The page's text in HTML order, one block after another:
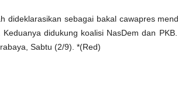
dideklarasikan sebagai bakal cawapres
Keduanya didukung koalisi NasDem dan
Sabtu (2/9). *(Red)